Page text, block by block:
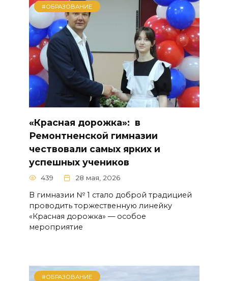
#ОБРАЗОВАНИЕ
«Красная дорожка»: в
Ремонтненской гимназии
чествовали самых ярких и
успешных учеников
439 28 мая, 2026
В гимназии № 1 стало доброй традицией
проводить торжественную линейку
«Красная дорожка» — особое
мероприятие
#ОБРАЗОВАНИЕ